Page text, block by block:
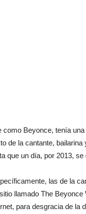
Beyonce, tenía
de la cantante, bailarina
que un día, por 2013,
las de la
llamado The Beyonce
para desgracia de la